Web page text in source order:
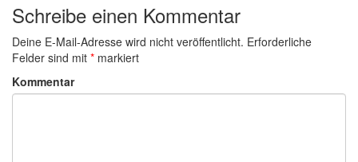
Schreibe einen Kommentar
Deine E-Mail-Adresse wird nicht veröffentlicht. Erforderliche
Felder sind mit * markiert
Kommentar